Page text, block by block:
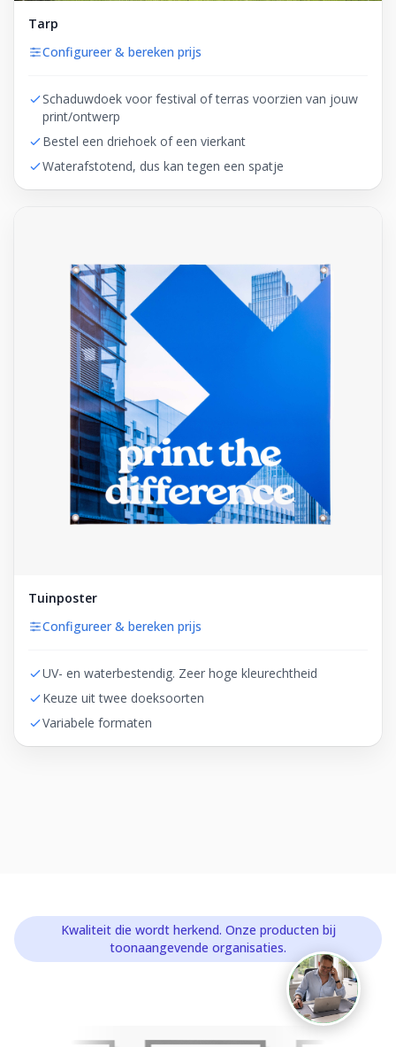
Tarp
Configureer & bereken prijs
Schaduwdoek voor festival of terras voorzien van jouw
print/ontwerp
Bestel een driehoek of een vierkant
Waterafstotend, dus kan tegen een spatje
Tuinposter
Configureer & bereken prijs
UV- en waterbestendig. Zeer hoge kleurechtheid
Keuze uit twee doeksoorten
Variabele formaten
Kwaliteit die wordt herkend. Onze producten bij
toonaangevende organisaties.